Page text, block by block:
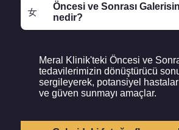
Öncesi ve Sonrası
nedir?
Meral Klinik'teki Öncesi ve
tedavilerimizin dönüştürücü
sergileyerek, potansiyel
ve güven sunmayı amaçlar.